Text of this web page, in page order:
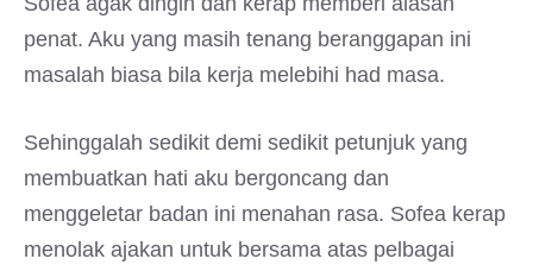
penat. Aku yang masih tenang beranggapan ini
masalah biasa bila kerja melebihi had masa.
Sehinggalah sedikit demi sedikit petunjuk yang
membuatkan hati aku bergoncang dan
menggeletar badan ini menahan rasa. Sofea kerap
menolak ajakan untuk bersama atas pelbagai